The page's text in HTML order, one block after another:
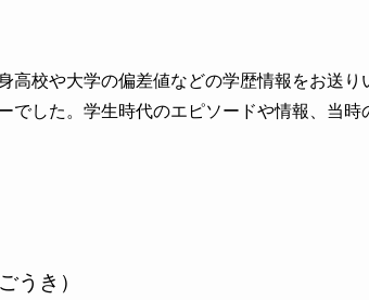
高校や大学の偏差値などの学歴情報をお送
でした。学生時代のエピソードや情報、当
うき）